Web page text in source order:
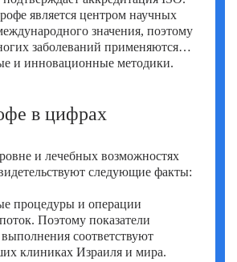
является центром научных
значения, поэтому
заболеваний применяются
и инновационные методики.
в цифрах
и лечебных возможностях
следующие факты:
процедуры и операции
Поэтому показатели
соответствуют
клиниках Израиля и мира.